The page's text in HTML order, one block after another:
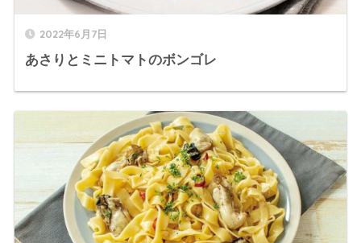
2022年6月7日
あさりとミニトマトのボンゴレ